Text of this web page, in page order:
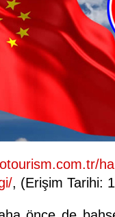
, (Erişim Tarihi: